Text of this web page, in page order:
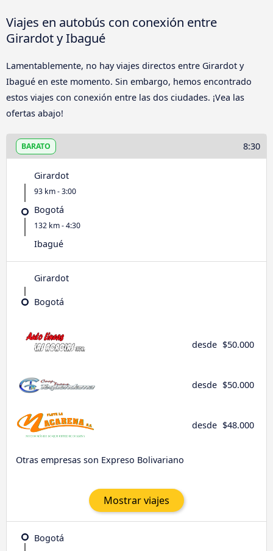
Viajes en autobús con conexión entre
Girardot y Ibagué
Lamentablemente, no hay viajes directos entre Girardot y
Ibagué en este momento. Sin embargo, hemos encontrado
estos viajes con conexión entre las dos ciudades. ¡Vea las
ofertas abajo!
BARATO 8:30
Girardot
93 km - 3:00
Bogotá
132 km - 4:30
Ibagué
Girardot
Bogotá
desde $50.000
desde $50.000
desde $48.000
Otras empresas son Expreso Bolivariano
Mostrar viajes
Bogotá